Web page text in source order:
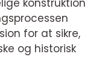
konstruktion
for at sikre,
og historisk